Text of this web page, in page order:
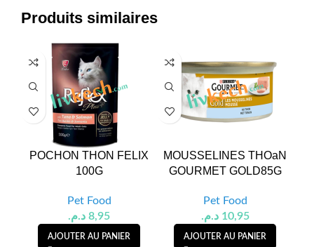
Produits similaires
POCHON THON FELIX
100G
Pet Food
8,95 د.م.
AJOUTER AU PANIER
MOUSSELINES THOaN
GOURMET GOLD85G
Pet Food
10,95 د.م.
AJOUTER AU PANIER